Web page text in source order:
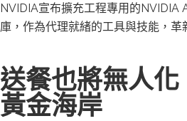
NVIDIA宣布擴充工程專用的
庫，作為代理就緒的工具與技能，革
送餐也將無人
黃金海岸